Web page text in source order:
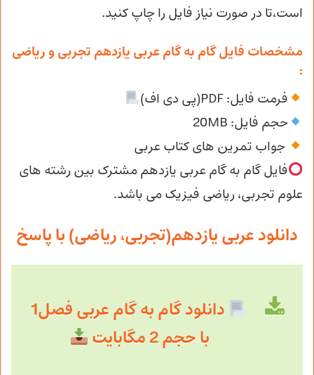
است،تا در صورت نیاز فایل را چاپ کنید.
مشخصات فایل گام به گام عربی یازدهم تجربی و ریاضی
:
فرمت فایل: PDF(پی دی اف)
حجم فایل: 20MB
جواب تمرین های کتاب عربی
فایل گام به گام عربی یازدهم مشترک بین رشته های
علوم تجربی، ریاضی فیزیک می باشد.
دانلود عربی یازدهم(تجربی، ریاضی) با پاسخ
دانلود گام به گام عربی فصل1
با حجم 2 مگابایت